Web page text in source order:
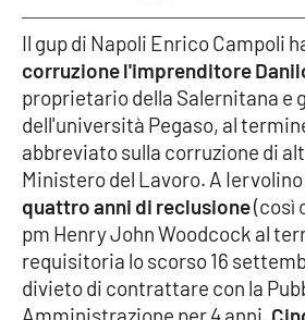
VIDEO
Ambiente
Cronaca
Cultura
Economia e Lavoro
Il gup di Napoli Enrico Campoli
corruzione l'imprenditore
proprietario della Salernitana e
dell'università Pegaso, al
abbreviato sulla corruzione di
Ministero del Lavoro. A
quattro anni di reclusione(così
pm Henry John Woodcock al
requisitoria lo scorso 16
divieto di contrattare con la
Amministrazione per 4 anni.